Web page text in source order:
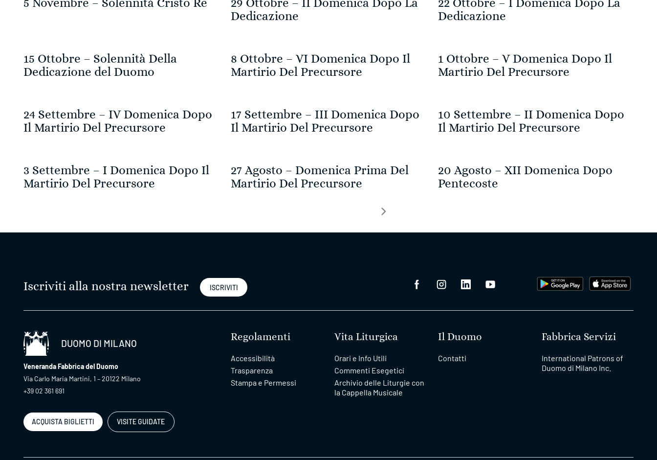
5 Novembre – Solennità Cristo Re
29 Ottobre – II Domenica Dopo La
Dedicazione
22 Ottobre – I Domenica Dopo La
Dedicazione
15 Ottobre – Solennità Della
Dedicazione del Duomo
8 Ottobre – VI Domenica Dopo Il
Martirio Del Precursore
1 Ottobre – V Domenica Dopo Il
Martirio Del Precursore
24 Settembre – IV Domenica Dopo
Il Martirio Del Precursore
17 Settembre – III Domenica Dopo
Il Martirio Del Precursore
10 Settembre – II Domenica Dopo
Il Martirio Del Precursore
3 Settembre – I Domenica Dopo Il
Martirio Del Precursore
27 Agosto – Domenica Prima Del
Martirio Del Precursore
20 Agosto – XII Domenica Dopo
Pentecoste
articoli
Iscriviti alla nostra newsletter ISCRIVITI
DUOMO DI MILANO
Veneranda Fabbrica del Duomo
Via Carlo Maria Martini, 1 – 20122 Milano
+39 02 361 691
ACQUISTA BIGLIETTI VISITE GUIDATE
Regolamenti
Accessibilità
Trasparenza
Stampa e Permessi
Vita Liturgica
Orari e Info Utili
Commenti Esegetici
Archivio delle Liturgie con
la Cappella Musicale
Il Duomo
Contatti
Fabbrica Servizi
International Patrons of
Duomo di Milano Inc.